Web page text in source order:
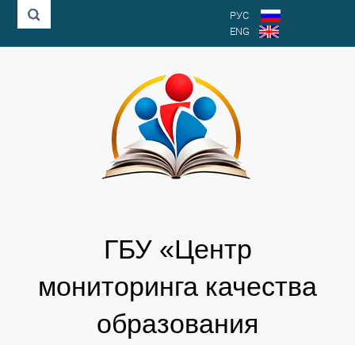
РУС
ENG
ГБУ «Центр
мониторинга качества
образования